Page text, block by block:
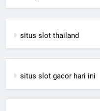
situs slot thailand
situs slot gacor hari ini